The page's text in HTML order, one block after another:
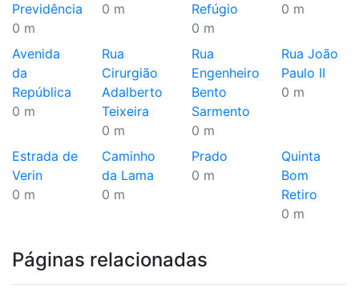
Previdência
0 m
0 m
Refúgio
0 m
0 m
Avenida
da
República
0 m
Rua
Cirurgião
Adalberto
Teixeira
0 m
Rua
Engenheiro
Bento
Sarmento
0 m
Rua João
Paulo II
0 m
Estrada de
Verin
0 m
Caminho
da Lama
0 m
Prado
0 m
Quinta
Bom
Retiro
0 m
Páginas relacionadas